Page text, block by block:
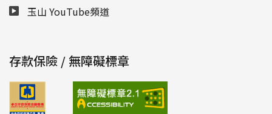
玉山 YouTube頻道
存款保險 / 無障礙標章